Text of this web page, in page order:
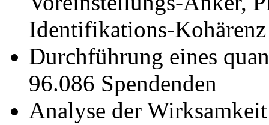
Identifikations-Kohärenz
Durchführung eines
96.086 Spendenden
Analyse der